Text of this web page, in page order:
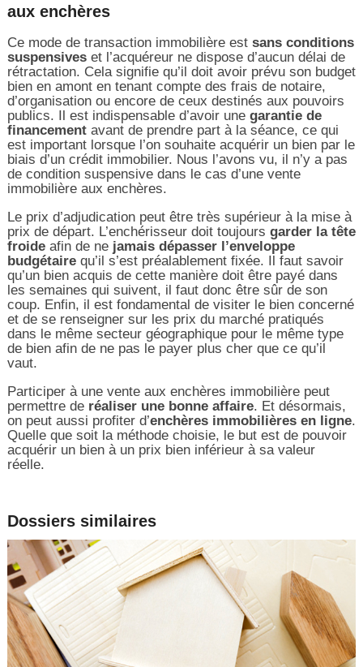
aux enchères
Ce mode de transaction immobilière est sans conditions
suspensiveset l’acquéreur ne dispose d’aucun délai de
rétractation. Cela signifie qu’il doit avoir prévu son budget
bien en amont en tenant compte des frais de notaire,
d’organisation ou encore de ceux destinés aux pouvoirs
publics. Il est indispensable d’avoir une garantie de
financementavant de prendre part à la séance, ce qui
est important lorsque l’on souhaite acquérir un bien par le
biais d’un crédit immobilier. Nous l’avons vu, il n’y a pas
de condition suspensive dans le cas d’une vente
immobilière aux enchères.
Le prix d’adjudication peut être très supérieur à la mise à
prix de départ. L’enchérisseur doit toujours garder la tête
froideafin de ne jamais dépasser l’enveloppe
budgétairequ’il s’est préalablement fixée. Il faut savoir
qu’un bien acquis de cette manière doit être payé dans
les semaines qui suivent, il faut donc être sûr de son
coup. Enfin, il est fondamental de visiter le bien concerné
et de se renseigner sur les prix du marché pratiqués
dans le même secteur géographique pour le même type
de bien afin de ne pas le payer plus cher que ce qu’il
vaut.
Participer à une vente aux enchères immobilière peut
permettre de réaliser une bonne affaire. Et désormais,
on peut aussi profiter d’enchères immobilières en ligne.
Quelle que soit la méthode choisie, le but est de pouvoir
acquérir un bien à un prix bien inférieur à sa valeur
réelle.
Dossiers similaires